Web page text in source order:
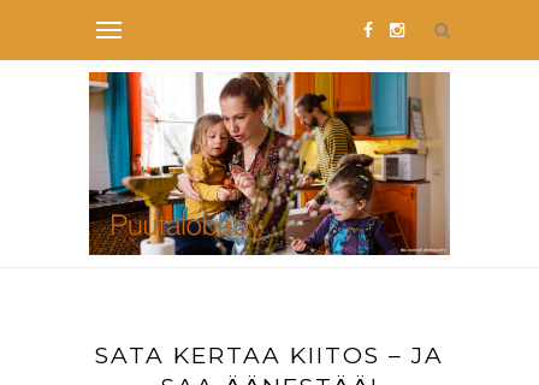
SATA KERTAA KIITOS – JA